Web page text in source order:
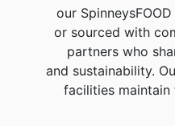
our
or sourced with
partners who
and sustainability.
facilities